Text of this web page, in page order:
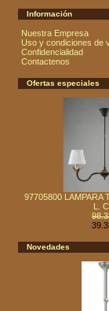
Información
Nuestra Empresa
Uso y condiciones de
Confidencialidad
Contactenos
Ofertas especiales
97705800 LAMPARA
L.
Novedades